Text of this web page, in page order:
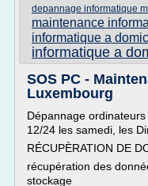
depannage informatique
maintenance
informatique a
informatique a
SOS PC -
Luxembourg
Dépannage
12/24 les samedi, les
RÉCUPÈRATION DE
récupération des
stockage